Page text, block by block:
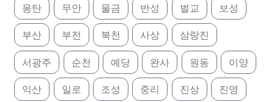
몽탄 무안 물금 반성 벌교 보성
부산 부전 북천 사상 삼랑진
서광주 순천 예당 완사 원동 이양
익산 일로 조성 중리 진상 진영